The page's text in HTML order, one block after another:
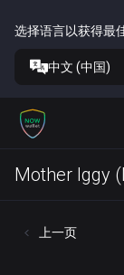
选择语言以获得最
中文 (中国)
Mother Iggy
上一页